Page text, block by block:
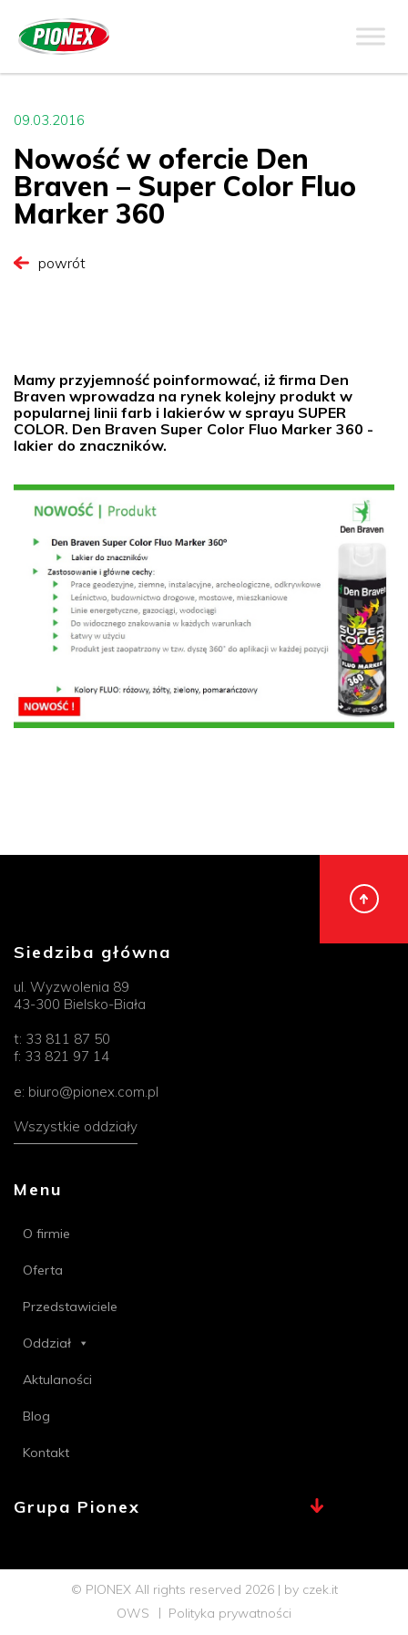
09.03.2016
Nowość w ofercie Den
Braven – Super Color Fluo
Marker 360
powrót
Mamy przyjemność poinformować, iż firma Den
Braven wprowadza na rynek kolejny produkt w
popularnej linii farb i lakierów w sprayu SUPER
COLOR. Den Braven Super Color Fluo Marker 360 -
lakier do znaczników.
Siedziba główna
ul. Wyzwolenia 89
43-300 Bielsko-Biała
t: 33 811 87 50
f: 33 821 97 14
e: biuro@pionex.com.pl
Wszystkie oddziały
Menu
O firmie
Oferta
Przedstawiciele
Oddział
Aktulaności
Blog
Kontakt
Grupa Pionex
Chemia Bielsko
Profi PSB© PIONEX All rights reserved 2026 | by czek.it
OWS
Polityka prywatności